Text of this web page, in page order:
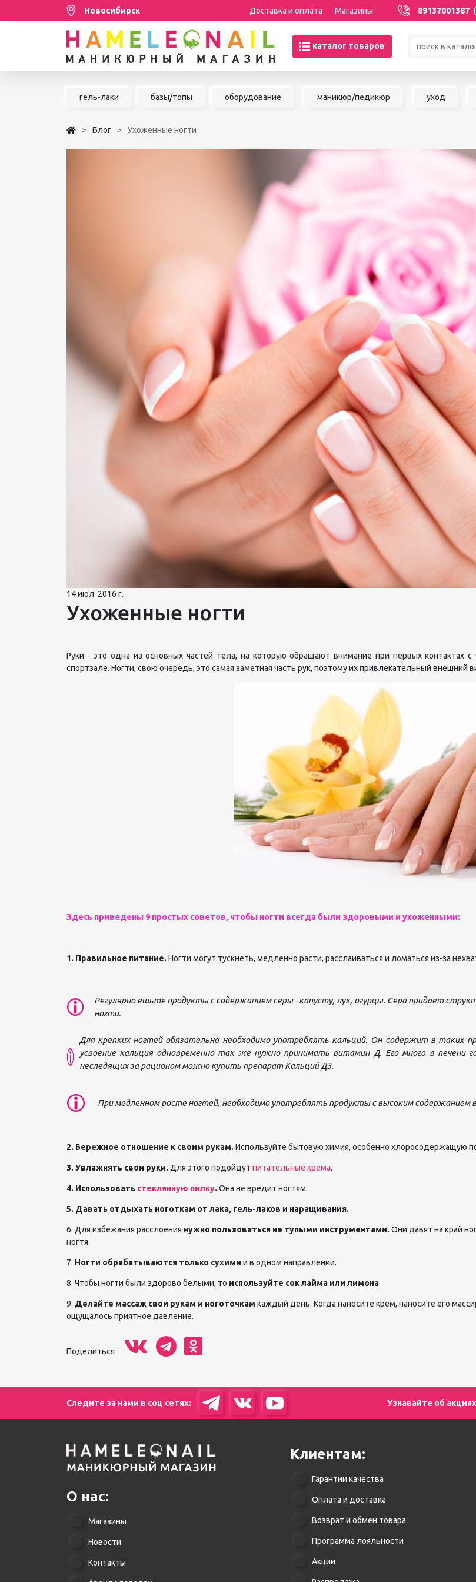
Новосибирск Доставка и оплата Магазины 89137001387
каталог товаров
Распродажа
АКСЕССУАРЫ
БРЕНДЫ
Товары со скидками
Аксессуары для мастеров
Аппаратный маникюр и
Гель-краска
Гель-лаки
Жидкости
Инструменты для маникюра и
педикюра
Лак для ногтей
Лампы для сушки ногтей
Лечение и уход за кутикулой и
ногтями
Пилки для ногтей
Полигели
Расходные материалы
Средства для кислотного и
щелочного педикюра
Стерилизаторы
Оборудование
для
гель-лаки базы/топы оборудование маникюр/педикюр уход
Блог Ухоженные ногти
14 июл. 2016 г.
Ухоженные ногти
Руки - это одна из основных частей тела, на которую обращают внимание при первых контактах
спортзале. Ногти, свою очередь, это самая заметная часть рук, поэтому их привлекательный внешний
Здесь приведены 9 простых советов, чтобы ногти всегда были здоровыми и ухоженными:
1. Правильное питание. Ногти могут тускнеть, медленно расти, расслаиваться и ломаться из-за
Регулярно ешьте продукты с содержанием серы - капусту, лук, огурцы. Сера придает
ногти.
Для крепких ногтей обязательно необходимо употреблять кальций. Он содержит в таких
усвоение кальция одновременно так же нужно принимать витамин Д. Его много в печени
неследящих за рационом можно купить препарат Кальций Д3.
При медленном росте ногтей, необходимо употреблять продукты с высоким содержанием
2. Бережное отношение к своим рукам. Используйте бытовую химия, особенно хлоросодержащую
3. Увлажнять свои руки. Для этого подойдут питательные крема.
4. Использовать стеклянную пилку. Она не вредит ногтям.
5. Давать отдыхать ноготкам от лака, гель-лаков и наращивания.
6. Для избежания расслоения нужно пользоваться не тупыми инструментами. Они давят на край
ногтя.
7. Ногти обрабатываются только сухими и в одном направлении.
8. Чтобы ногти были здорово белыми, то используйте сок лайма или лимона.
9. Делайте массаж свои рукам и ноготочкам каждый день. Когда наносите крем, наносите его
ощущалось приятное давление.
Поделиться
Следите за нами в соц сетях: Узнавайте об
О нас:
Магазины
Новости
Контакты
Клиентам:
Гарантии качества
Оплата и доставка
Возврат и обмен товара
Программа лояльности
Акции